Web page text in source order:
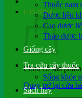
Giỏ hàng
Chưa có sản
Quay trở lại cửa
Thuốc nam
Dược liệu
Cao dược
Thảo dược
Giống cây
Tra cứu cây thuốc
Sống khỏe
Sách hay